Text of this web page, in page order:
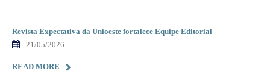
Revista Expectativa da Unioeste fortalece Equipe Editorial
21/05/2026
READ MORE